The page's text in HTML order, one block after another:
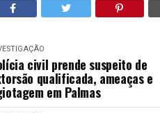
civil prende suspeito de
qualificada, ameaças e
em Palmas